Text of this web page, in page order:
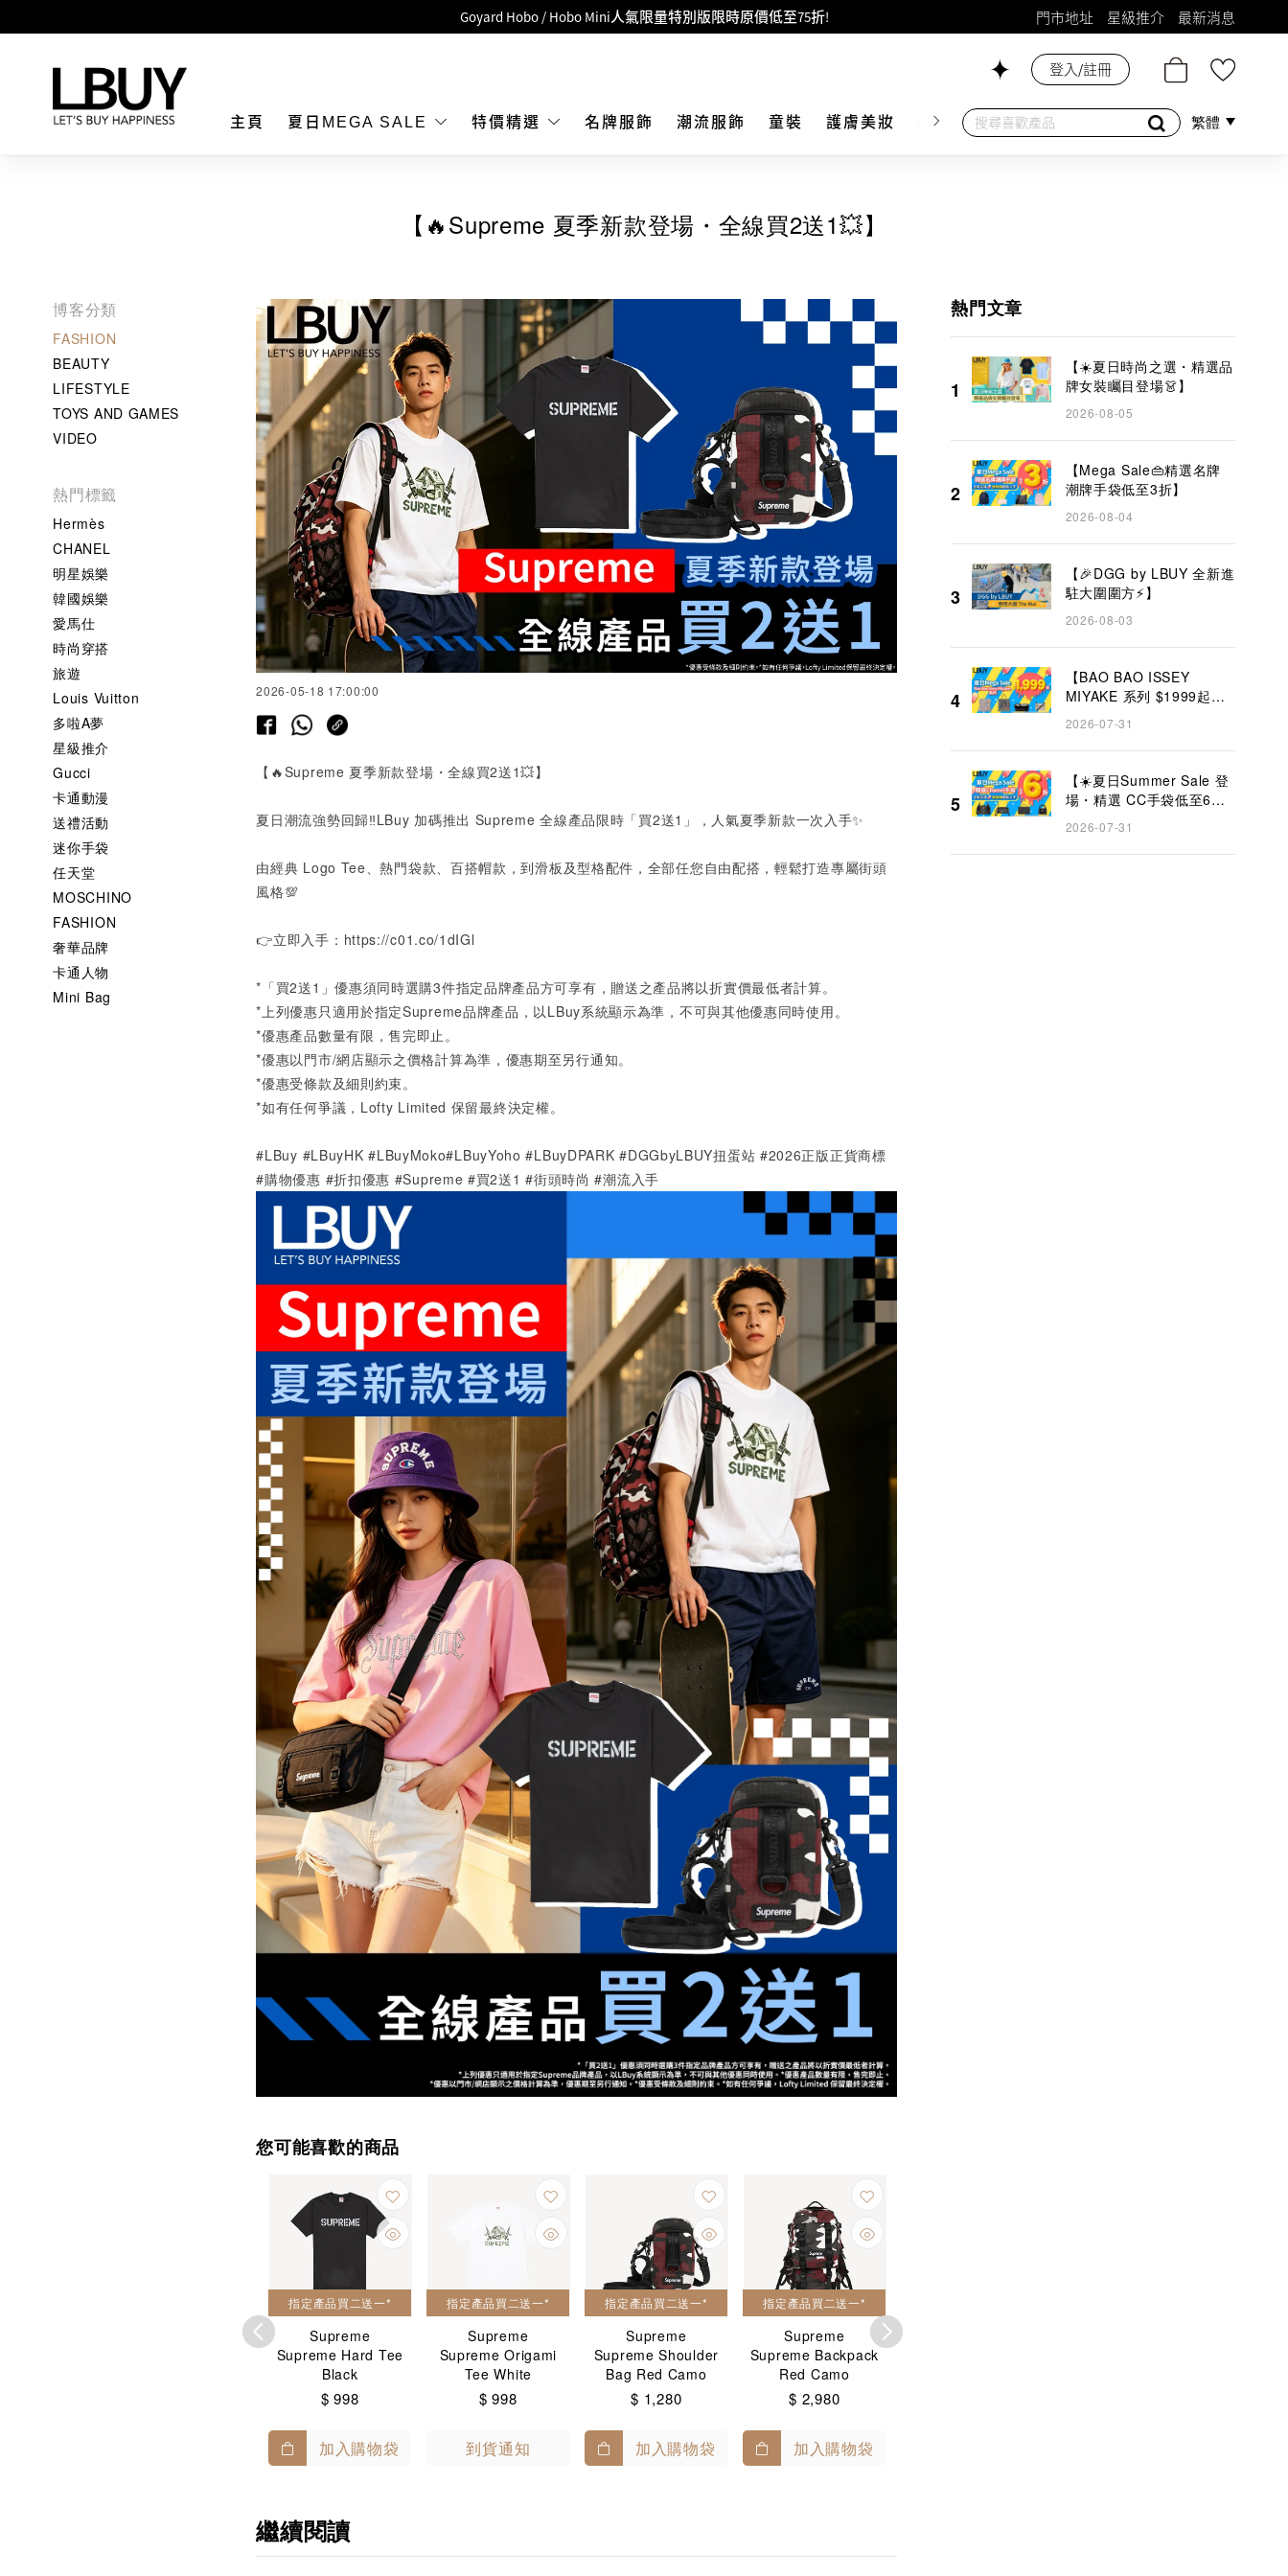
LBuy呈獻 - Hermès 及 Chanel 手袋及首飾原價低至6折，立即入手!
重要通告：銀行轉帳及轉數快付款注意事項
LBuy MEGA SALE 精選名牌手袋及小皮具低至6折
門市地址 星級推介 最新消息
主頁 夏日MEGA SALE 特價精選 名牌服飾 潮流服飾 童裝 護膚美妝 香水香薰 個人護理 母嬰護理 遊戲及精品
登入/註冊
繁體
【🔥Supreme 夏季新款登場・全線買2送1💥】
博客分類
FASHION
BEAUTY
LIFESTYLE
TOYS AND GAMES
VIDEO
熱門標籤
Hermès
CHANEL
明星娛樂
韓國娛樂
愛馬仕
時尚穿搭
旅遊
Louis Vuitton
多啦A夢
星級推介
Gucci
卡通動漫
送禮活動
迷你手袋
任天堂
MOSCHINO
FASHION
奢華品牌
卡通人物
Mini Bag
熱門文章
1
【☀️夏日時尚之選・精選品
牌女裝矚目登場👗】
2026-08-05
2
【Mega Sale👜精選名牌
潮牌手袋低至3折】
2026-08-04
3
【🎉DGG by LBUY 全新進
駐大圍圍方⚡】
2026-08-03
4
【BAO BAO ISSEY
MIYAKE 系列 $1999起
✨】
2026-07-31
5
【☀️夏日Summer Sale 登
場・精選 CC手袋低至6折
👜】
2026-07-31
2026-05-18 17:00:00
【🔥Supreme 夏季新款登場・全線買2送1💥】
夏日潮流強勢回歸‼️LBuy 加碼推出 Supreme 全線產品限時「買2送1」，人氣夏季新款一次入手✨
由經典 Logo Tee 、熱門袋款、百搭帽款，到滑板及型格配件，全部任您自由配搭，輕鬆打造專屬街頭
風格💯
👉立即入手： https://c01.co/1dIGl
* 「買2送1 」優惠須同時選購3件指定品牌產品方可享有，贈送之產品將以折實價最低者計算。
* 上列優惠只適用於指定Supreme品牌產品，以 LBuy系統顯示為準，不可與其他優惠同時使用。
*優惠產品數量有限，售完即止。
*優惠以門市/網店顯示之價格計算為準，優惠期至另行通知。
*優惠受條款及細則約束。
*如有任何爭議， Lofty Limited 保留最終決定權。
#LBuy #LBuyHK #LBuyMoko#LBuyYoho #LBuyDPARK #DGGbyLBUY扭蛋站 #2026正版正貨商標
#購物優惠 #折扣優惠 #Supreme #買2送1 #街頭時尚 #潮流入手
您可能喜歡的商品
指定產品買二送一*
Supreme
Supreme Hard Tee
Black
$ 998
加入購物袋
指定產品買二送一*
Supreme
Supreme Origami
Tee White
$ 998
到貨通知
指定產品買二送一*
Supreme
Supreme Shoulder
Bag Red Camo
$ 1,280
加入購物袋
指定產品買二送一*
Supreme
Supreme Backpack
Red Camo
$ 2,980
加入購物袋
繼續閱讀